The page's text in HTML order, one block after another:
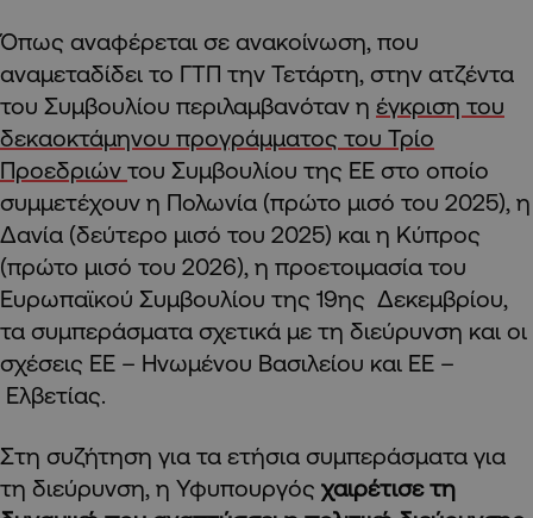
Όπως αναφέρεται σε ανακοίνωση, που
αναμεταδίδει το ΓΤΠ την Τετάρτη, στην ατζέντα
του Συμβουλίου περιλαμβανόταν η έγκριση του
δεκαοκτάμηνου προγράμματος του Τρίο
Προεδριών του Συμβουλίου της ΕΕ στο οποίο
συμμετέχουν η Πολωνία (πρώτο μισό του 2025), η
Δανία (δεύτερο μισό του 2025) και η Κύπρος
(πρώτο μισό του 2026), η προετοιμασία του
Ευρωπαϊκού Συμβουλίου της 19ης Δεκεμβρίου,
τα συμπεράσματα σχετικά με τη διεύρυνση και οι
σχέσεις ΕΕ – Ηνωμένου Βασιλείου και ΕΕ –
Ελβετίας.
Στη συζήτηση για τα ετήσια συμπεράσματα για
τη διεύρυνση, η Υφυπουργός χαιρέτισε τη